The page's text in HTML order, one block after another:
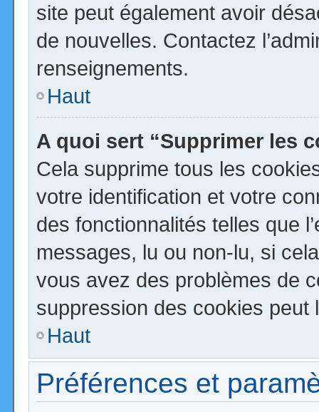
site peut également avoir
de nouvelles. Contactez
renseignements.
Haut
A quoi sert “Supprimer les
Cela supprime tous les
votre identification et votre
des fonctionnalités telles que
messages, lu ou non-lu, si
vous avez des problèmes de
suppression des cookies peut
Haut
Préférences et